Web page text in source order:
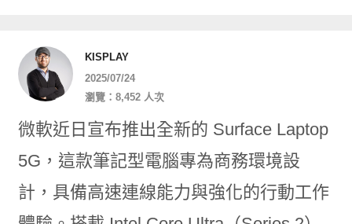
KISPLAY
2025/07/24
瀏覽：8,452 人次
微軟近日宣布推出全新的 Surface Laptop
5G，這款筆記型電腦專為商務環境設
計，具備高速連線能力與強化的行動工作